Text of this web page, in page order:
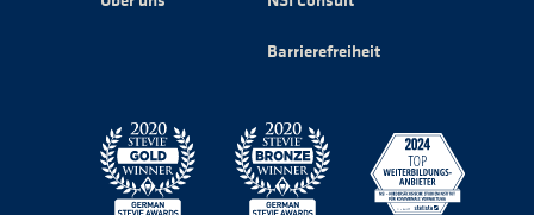
Barrierefreiheit